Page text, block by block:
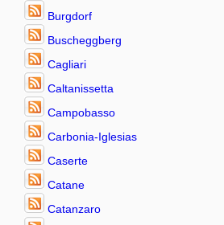
Burgdorf
Buscheggberg
Cagliari
Caltanissetta
Campobasso
Carbonia-Iglesias
Caserte
Catane
Catanzaro